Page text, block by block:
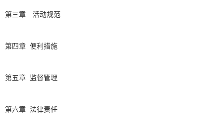
第三章 活动规范
第四章 便利措施
第五章 监督管理
第六章 法律责任